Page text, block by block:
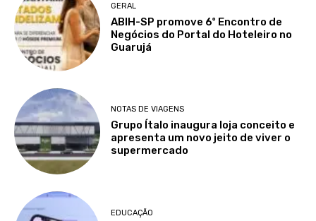
GERAL
ABIH-SP promove 6º Encontro de
Negócios do Portal do Hoteleiro no
Guarujá
NOTAS DE VIAGENS
Grupo Ítalo inaugura loja conceito e
apresenta um novo jeito de viver o
supermercado
EDUCAÇÃO